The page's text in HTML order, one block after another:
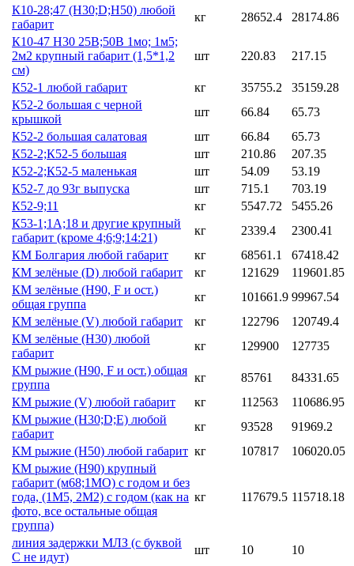
К10-28;47 (Н30;D;Н50) любой
габарит
кг 28652.4
28174.86
К10-47 Н30 25В;50В 1мо; 1м5;
2м2 крупный габарит (1,5*1,2
см)
шт 220.83 217.15
К52-1 любой габарит кг 35755.2
35159.28
К52-2 большая с черной
крышкой
шт 66.84
65.73
К52-2 большая салатовая
шт 66.84
65.73
К52-2;К52-5 большая
шт 210.86
207.35
К52-2;К52-5 маленькая
шт 54.09
53.19
К52-7 до 93г выпуска
шт 715.1
703.19
К52-9;11
кг 5547.72
5455.26
К53-1;1А;18 и другие крупный
габарит (кроме 4;6;9;14:21)
кг 2339.4
2300.41
КМ Болгария любой габарит
кг 68561.1
67418.42
КМ зелёные (D) любой габарит
кг 121629
119601.85
КМ зелёные (H90, F и ост.)
общая группа
кг 101661.9 99967.54
КМ зелёные (V) любой габарит
кг 122796
120749.4
КМ зелёные (Н30) любой
габарит
кг 129900
127735
КМ рыжие (H90, F и ост.) общая
группа
кг 85761
84331.65
КМ рыжие (V) любой габарит
кг 112563
110686.95
КМ рыжие (Н30;D;E) любой
габарит
кг 93528
91969.2
КМ рыжие (Н50) любой габарит кг 107817
106020.05
КМ рыжие (Н90) крупный
габарит (м68;1МО) с годом и без
года, (1М5, 2М2) с годом (как на
фото, все остальные общая
группа)
кг 117679.5 115718.18
линия задержки МЛЗ (с буквой
С не идут)
шт 10
10